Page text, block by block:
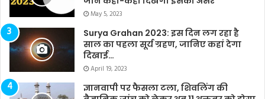
May 5, 2023
Surya Grahan 2023: इस दिन लग रहा है
साल का पहला सूर्य ग्रहण, जानिए कहां देगा
दिखाई…
April 19, 2023
ज्ञानवापी पर फैसला टला, शिवलिंग की